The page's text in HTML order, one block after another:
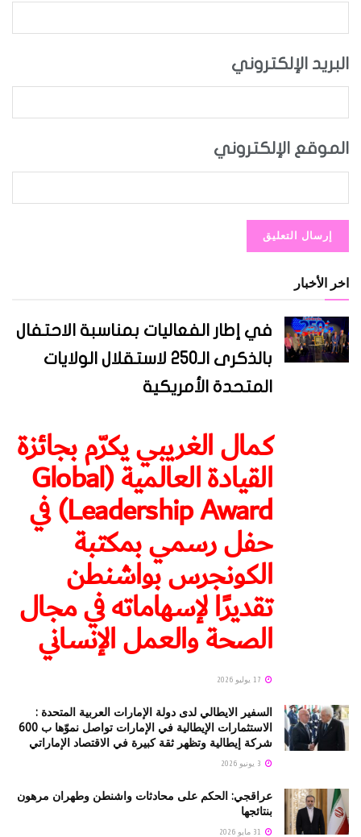
البريد الإلكتروني
الموقع الإلكتروني
اخر الأخبار
في إطار الفعاليات بمناسبة الاحتفال
بالذكرى الـ250 لاستقلال الولايات
المتحدة الأمريكية
كمال الغريبي يكرّم بجائزة
القيادة العالمية (Global
Leadership Award) في
حفل رسمي بمكتبة
الكونجرس بواشنطن
تقديرًا لإسهاماته في مجال
الصحة والعمل الإنساني
السفير الايطالي لدى دولة الإمارات العربية المتحدة :
الاستثمارات الإيطالية في الإمارات تواصل نموّها ب 600
شركة إيطالية وتظهر ثقة كبيرة في الاقتصاد الإماراتي
عراقجي: الحكم على محادثات واشنطن وطهران مرهون
بنتائجها